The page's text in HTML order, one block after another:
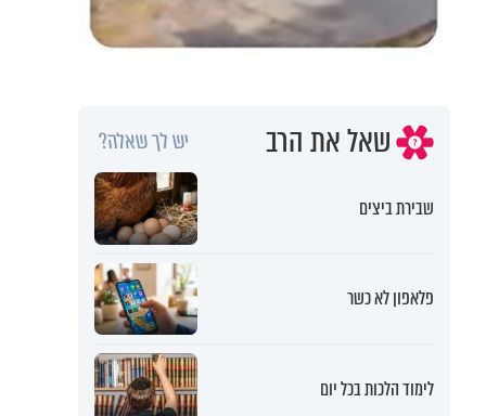
שאל את הרב יש לך שאלה?
שבירת ביצים
פלאפון לא כשר
לימוד הלכות בכל יום